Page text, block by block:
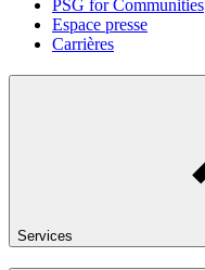
PSG for Communities
Espace presse
Carrières
Services